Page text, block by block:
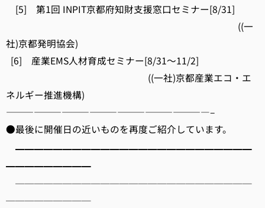
[5] 第1回 INPIT京都府知財支援窓口セミナー[8/31]
((一
社)京都発明協会)
[6] 産業EMS人材育成セミナー[8/31～11/2]
((一社)京都産業エコ・エ
ネルギー推進機構)
——————————————————————–
●最後に開催日の近いものを再度ご紹介しています。
━━━━━━━━━━━━━━━━━━━━━━━━━
━━━━━━━━━
─────────────────────────
─────────